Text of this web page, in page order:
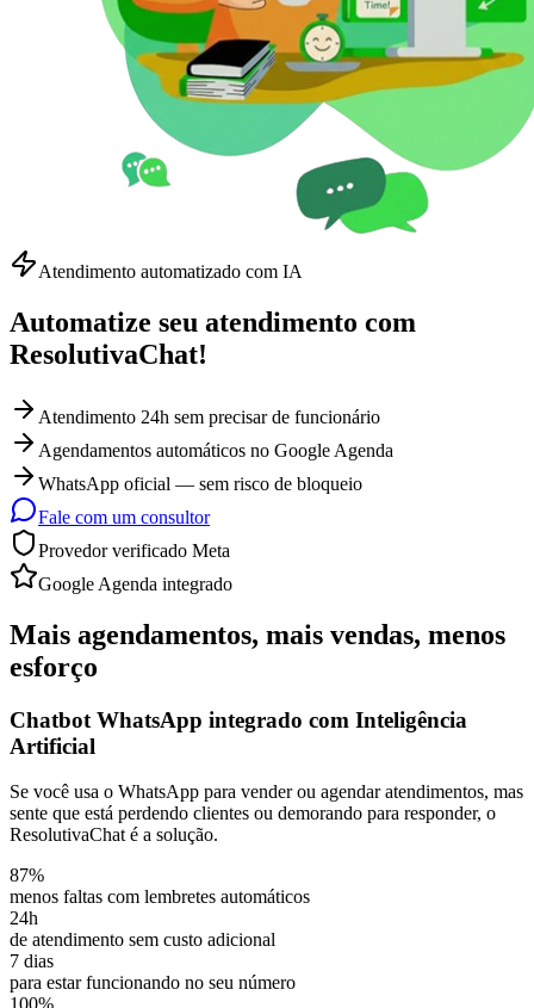
Atendimento automatizado com IA
Automatize seu atendimento com
ResolutivaChat!
Atendimento 24h sem precisar de funcionário
Agendamentos automáticos no Google Agenda
WhatsApp oficial — sem risco de bloqueio
Fale com um consultor
Provedor verificado Meta
Google Agenda integrado
Mais agendamentos, mais vendas, menos
esforço
Chatbot WhatsApp integrado com Inteligência
Artificial
Se você usa o WhatsApp para vender ou agendar atendimentos, mas
sente que está perdendo clientes ou demorando para responder, o
ResolutivaChat é a solução.
87%
menos faltas com lembretes automáticos
24h
de atendimento sem custo adicional
7 dias
para estar funcionando no seu número